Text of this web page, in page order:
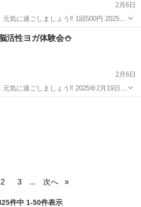
2月6日
しましょう‼️ 1回500円 2025年
ワークショップ
活性ヨガ体験会⛄
2月6日
ごしましょう‼️ 2025年2月19日
2 3 ... 次へ
件中 1-50件表示